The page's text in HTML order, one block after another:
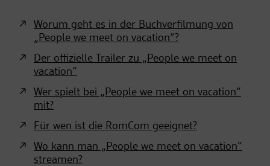
Worum geht es in der Buchverfilmung von
„People we meet on vacation“?
Der offizielle Trailer zu „People we meet on
vacation“
Wer spielt bei „People we meet on vacation“
mit?
Für wen ist die RomCom geeignet?
Wo kann man „People we meet on vacation“
streamen?